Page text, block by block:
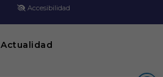
Accesibilidad
Actualidad